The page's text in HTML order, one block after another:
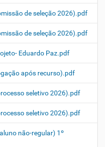
de seleção 2026).pdf
de seleção 2026).pdf
Eduardo Paz.pdf
após recurso).pdf
seletivo 2026).pdf
seletivo 2026).pdf
não-regular) 1º